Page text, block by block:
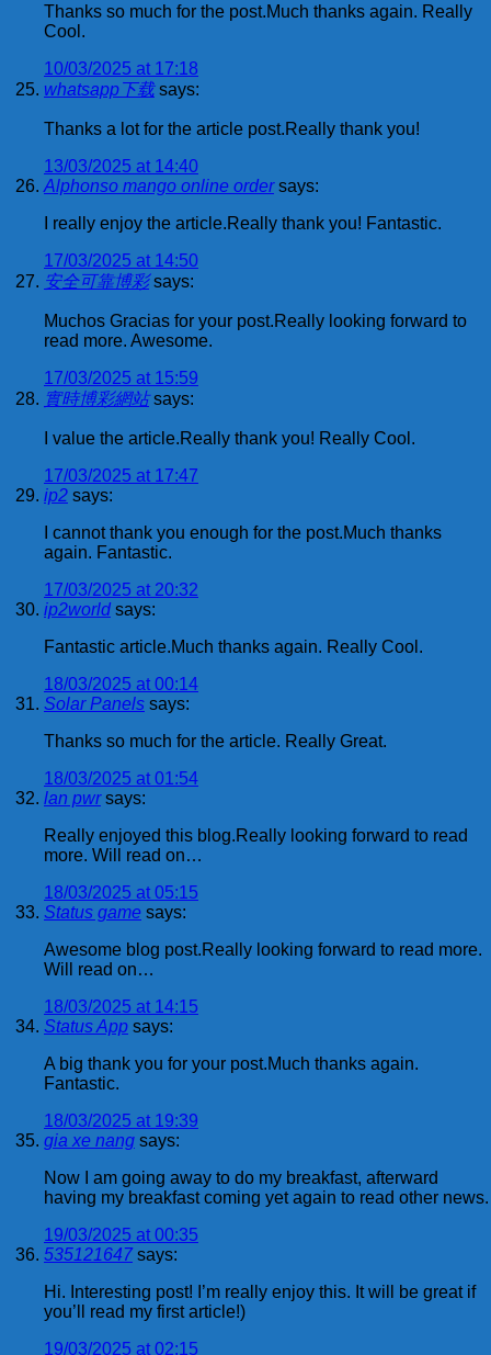
Thanks so much for the post.Much thanks again. Really
Cool.
10/03/2025 at 17:18
whatsapp下载 says:
Thanks a lot for the article post.Really thank you!
13/03/2025 at 14:40
Alphonso mango online order says:
I really enjoy the article.Really thank you! Fantastic.
17/03/2025 at 14:50
安全可靠博彩 says:
Muchos Gracias for your post.Really looking forward to
read more. Awesome.
17/03/2025 at 15:59
實時博彩網站 says:
I value the article.Really thank you! Really Cool.
17/03/2025 at 17:47
ip2 says:
I cannot thank you enough for the post.Much thanks
again. Fantastic.
17/03/2025 at 20:32
ip2world says:
Fantastic article.Much thanks again. Really Cool.
18/03/2025 at 00:14
Solar Panels says:
Thanks so much for the article. Really Great.
18/03/2025 at 01:54
lan pwr says:
Really enjoyed this blog.Really looking forward to read
more. Will read on…
18/03/2025 at 05:15
Status game says:
Awesome blog post.Really looking forward to read more.
Will read on…
18/03/2025 at 14:15
Status App says:
A big thank you for your post.Much thanks again.
Fantastic.
18/03/2025 at 19:39
gia xe nang says:
Now I am going away to do my breakfast, afterward
having my breakfast coming yet again to read other news.
19/03/2025 at 00:35
535121647 says:
Hi. Interesting post! I’m really enjoy this. It will be great if
you’ll read my first article!)
19/03/2025 at 02:15